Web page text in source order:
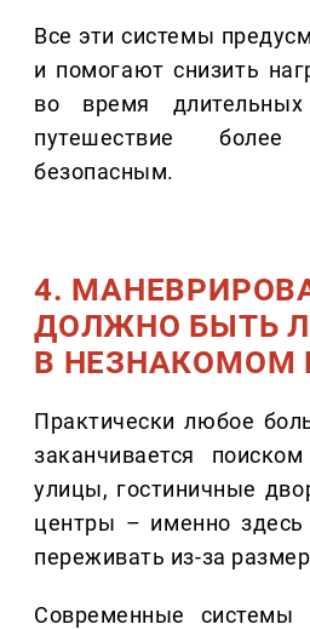
Все эти системы
и помогают снизить
во время
путешествие
безопасным.
4.
ДОЛЖНО БЫТЬ
В НЕЗНАКОМОМ
Практически любое
заканчивается
улицы, гостиничные
центры – именно
переживать из-за
Современные системы